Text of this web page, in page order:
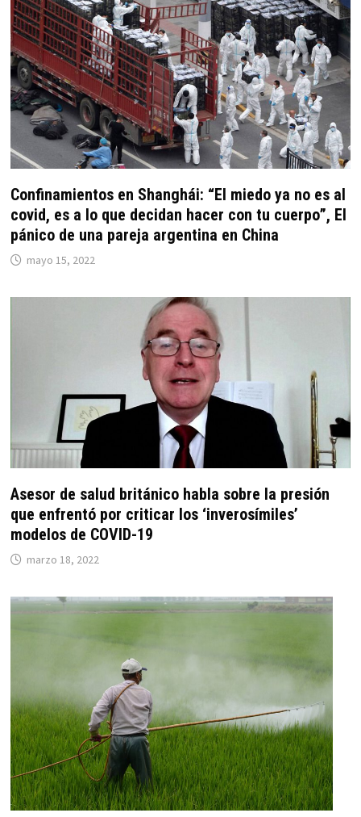
Confinamientos en Shanghái: “El miedo ya no es al
covid, es a lo que decidan hacer con tu cuerpo”, El
pánico de una pareja argentina en China
mayo 15, 2022
Asesor de salud británico habla sobre la presión
que enfrentó por criticar los ‘inverosímiles’
modelos de COVID-19
marzo 18, 2022